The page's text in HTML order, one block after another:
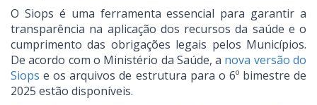
O Siops é uma ferramenta essencial para garantir a
transparência na aplicação dos recursos da saúde e o
cumprimento das obrigações legais pelos Municípios.
De acordo com o Ministério da Saúde, a nova versão do
Siops e os arquivos de estrutura para o 6º bimestre de
2025 estão disponíveis.